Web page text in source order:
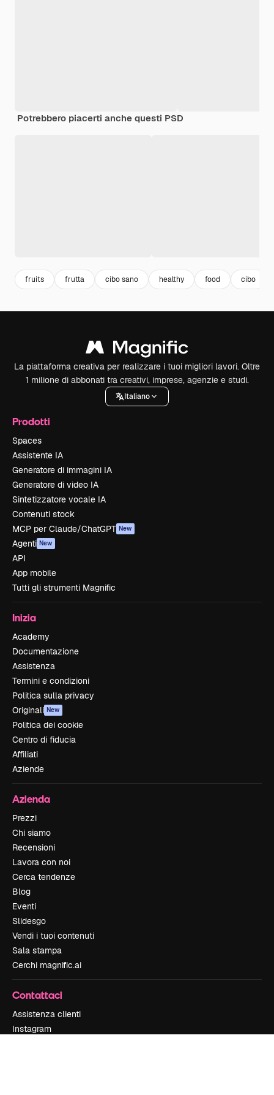
Potrebbero piacerti anche questi PSD
fruits frutta cibo sano healthy food cibo
La piattaforma creativa per realizzare i tuoi migliori lavori. Oltre
1 milione di abbonati tra creativi, imprese, agenzie e studi.
Italiano
Prodotti
Spaces
Assistente IA
Generatore di immagini IA
Generatore di video IA
Sintetizzatore vocale IA
Contenuti stock
MCP per Claude/ChatGPT New
Agenti New
API
App mobile
Tutti gli strumenti Magnific
Inizia
Academy
Documentazione
Assistenza
Termini e condizioni
Politica sulla privacy
Originali New
Politica dei cookie
Centro di fiducia
Affiliati
Aziende
Azienda
Prezzi
Chi siamo
Recensioni
Lavora con noi
Cerca tendenze
Blog
Eventi
Slidesgo
Vendi i tuoi contenuti
Sala stampa
Cerchi magnific.ai
Contattaci
Assistenza clienti
Instagram